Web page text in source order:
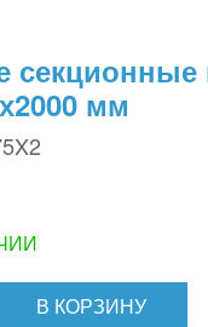
секционные
мм
В КОРЗИНУ